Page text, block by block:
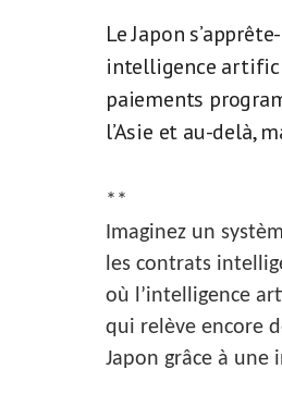
Le Japon
intelligence
paiements
l’Asie et au-delà,
**
Imaginez un
les contrats
où l’intelligence
qui relève encore
Japon grâce à une